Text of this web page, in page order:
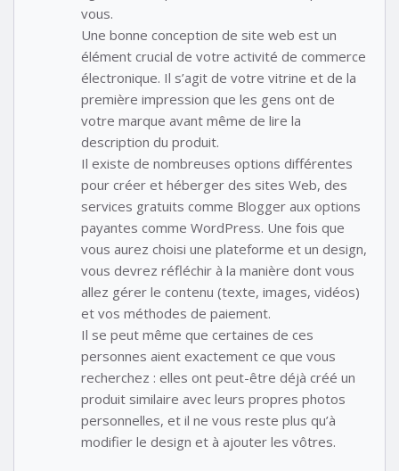
vous.
Une bonne conception de site web est un
élément crucial de votre activité de commerce
électronique. Il s’agit de votre vitrine et de la
première impression que les gens ont de
votre marque avant même de lire la
description du produit.
Il existe de nombreuses options différentes
pour créer et héberger des sites Web, des
services gratuits comme Blogger aux options
payantes comme WordPress. Une fois que
vous aurez choisi une plateforme et un design,
vous devrez réfléchir à la manière dont vous
allez gérer le contenu (texte, images, vidéos)
et vos méthodes de paiement.
Il se peut même que certaines de ces
personnes aient exactement ce que vous
recherchez : elles ont peut-être déjà créé un
produit similaire avec leurs propres photos
personnelles, et il ne vous reste plus qu’à
modifier le design et à ajouter les vôtres.